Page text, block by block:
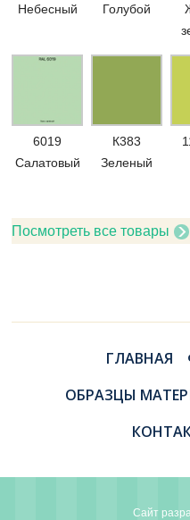
Небесный
Голубой
6019
Салатовый
К383
Зеленый
Посмотреть все товары
ГЛАВНАЯ
ОБРАЗЦЫ
Сайт